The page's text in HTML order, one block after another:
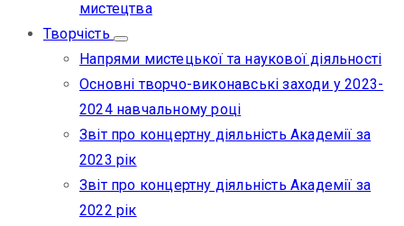
мистецтва
Творчість
Напрями мистецької та наукової діяльності
Основні творчо-виконавські заходи у 2023-
2024 навчальному році
Звіт про концертну діяльність Академії за
2023 рік
Звіт про концертну діяльність Академії за
2022 рік